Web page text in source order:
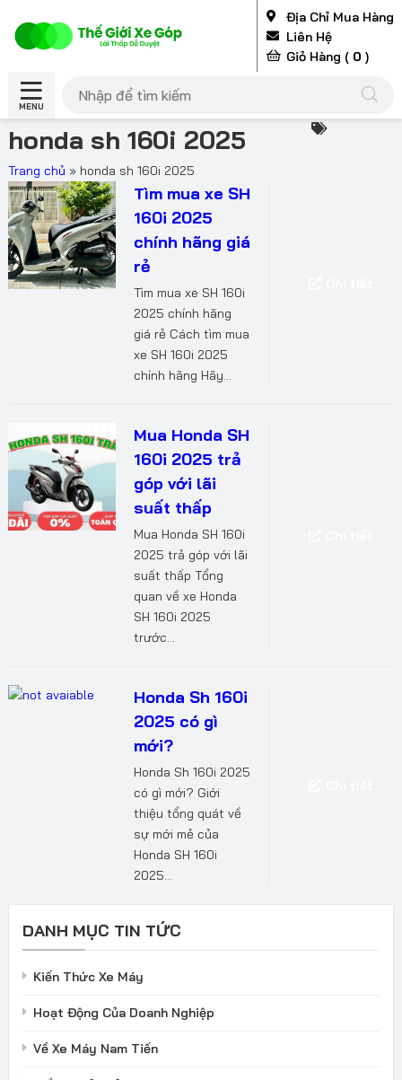
Địa Chỉ Mua Hàng
Liên Hệ
Giỏ Hàng ( 0 )
MENU
honda sh 160i 2025
Trang chủ » honda sh 160i 2025
Tìm mua xe SH
160i 2025
chính hãng giá
rẻ
Tìm mua xe SH 160i
2025 chính hãng
giá rẻ Cách tìm mua
xe SH 160i 2025
chính hãng Hãy...
Mua Honda SH
160i 2025 trả
góp với lãi
suất thấp
Mua Honda SH 160i
2025 trả góp với lãi
suất thấp Tổng
quan về xe Honda
SH 160i 2025
trước...
Honda Sh 160i
2025 có gì
mới?
Honda Sh 160i 2025
có gì mới? Giới
thiệu tổng quát về
sự mới mẻ của
Honda SH 160i
2025...
DANH MỤC TIN TỨC
Kiến Thức Xe Máy
Hoạt Động Của Doanh Nghiệp
Về Xe Máy Nam Tiến